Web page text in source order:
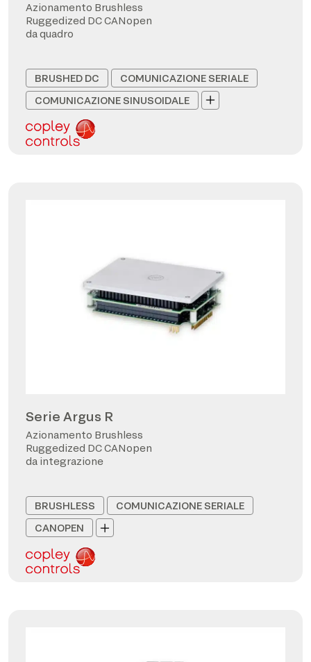
Azionamento Brushless
Ruggedized DC CANopen
da quadro
BRUSHED DC
COMUNICAZIONE SERIALE
COMUNICAZIONE SINUSOIDALE
Serie Argus R
Azionamento Brushless
Ruggedized DC CANopen
da integrazione
BRUSHLESS
COMUNICAZIONE SERIALE
CANOPEN